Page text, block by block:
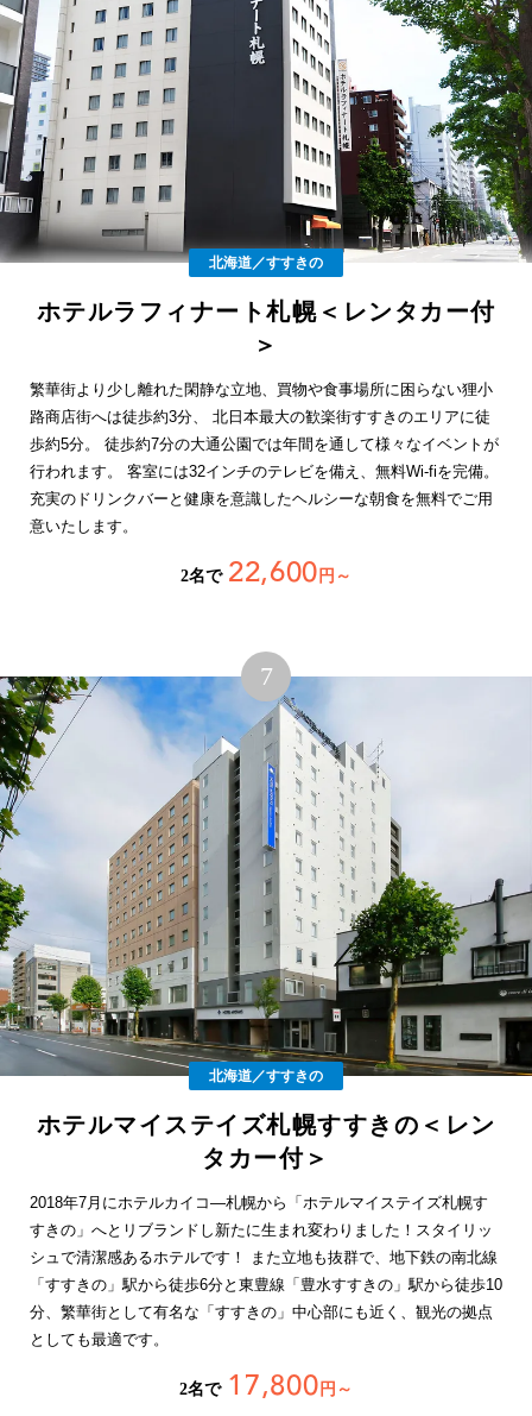
北海道／すすきの
ホテルラフィナート札幌＜レンタカー付
＞
繁華街より少し離れた閑静な立地、買物や食事場所に困らない狸小
路商店街へは徒歩約3分、 北日本最大の歓楽街すすきのエリアに徒
歩約5分。 徒歩約7分の大通公園では年間を通して様々なイベントが
行われます。 客室には32インチのテレビを備え、無料Wi-fiを完備。
充実のドリンクバーと健康を意識したヘルシーな朝食を無料でご用
意いたします。
2名で 22,600 円～
北海道／すすきの
ホテルマイステイズ札幌すすきの＜レン
タカー付＞
2018年7月にホテルカイコ―札幌から「ホテルマイステイズ札幌す
すきの」へとリブランドし新たに生まれ変わりました！スタイリッ
シュで清潔感あるホテルです！ また立地も抜群で、地下鉄の南北線
「すすきの」駅から徒歩6分と東豊線「豊水すすきの」駅から徒歩10
分、繁華街として有名な「すすきの」中心部にも近く、観光の拠点
としても最適です。
2名で 17,800 円～